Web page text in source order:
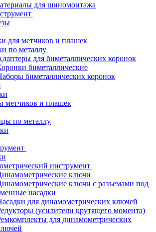
для шиномонтажа
для метчиков и плашек
по металлу
для биметаллических коронок
биметаллические
биметаллических коронок
метчиков и плашек
по металлу
инструмент
ключи
ключи с разъемами под
насадки
для динамометрических ключей
(усилители крутящего момента)
для динамометрических